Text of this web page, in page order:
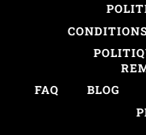
FAQ
BLOG